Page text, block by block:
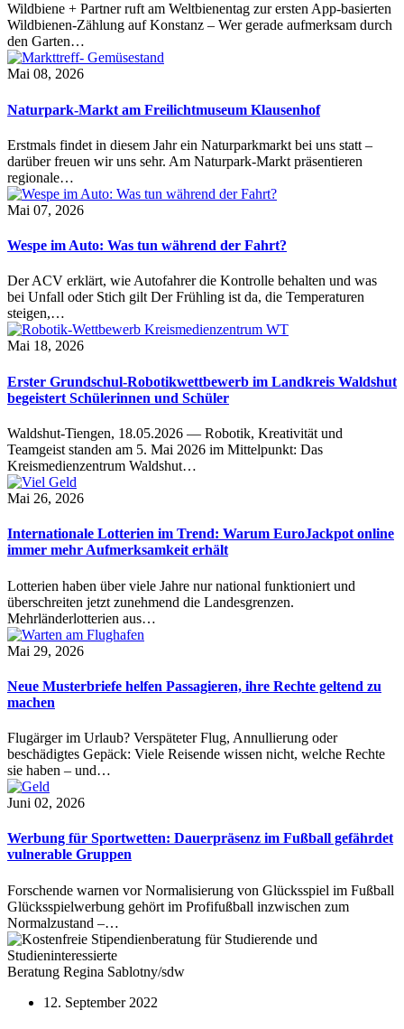
Wildbiene + Partner ruft am Weltbienentag zur ersten App-basierten
Wildbienen-Zählung auf Konstanz – Wer gerade aufmerksam durch
den Garten…
Mai 08, 2026
Naturpark-Markt am Freilichtmuseum Klausenhof
Erstmals findet in diesem Jahr ein Naturparkmarkt bei uns statt –
darüber freuen wir uns sehr. Am Naturpark-Markt präsentieren
regionale…
Mai 07, 2026
Wespe im Auto: Was tun während der Fahrt?
Der ACV erklärt, wie Autofahrer die Kontrolle behalten und was
bei Unfall oder Stich gilt Der Frühling ist da, die Temperaturen
steigen,…
Mai 18, 2026
Erster Grundschul-Robotikwettbewerb im Landkreis Waldshut
begeistert Schülerinnen und Schüler
Waldshut-Tiengen, 18.05.2026 — Robotik, Kreativität und
Teamgeist standen am 5. Mai 2026 im Mittelpunkt: Das
Kreismedienzentrum Waldshut…
Mai 26, 2026
Internationale Lotterien im Trend: Warum EuroJackpot online
immer mehr Aufmerksamkeit erhält
Lotterien haben über viele Jahre nur national funktioniert und
überschreiten jetzt zunehmend die Landesgrenzen.
Mehrländerlotterien aus…
Mai 29, 2026
Neue Musterbriefe helfen Passagieren, ihre Rechte geltend zu
machen
Flugärger im Urlaub? Verspäteter Flug, Annullierung oder
beschädigtes Gepäck: Viele Reisende wissen nicht, welche Rechte
sie haben – und…
Juni 02, 2026
Werbung für Sportwetten: Dauerpräsenz im Fußball gefährdet
vulnerable Gruppen
Forschende warnen vor Normalisierung von Glücksspiel im Fußball
Glücksspielwerbung gehört im Profifußball inzwischen zum
Normalzustand –…
Beratung Regina Sablotny/sdw
12. September 2022